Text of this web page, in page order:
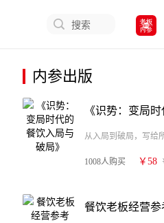
搜索
内参出版
《识势：变局
从入局到破局，写给
1008人购买 ￥58
餐饮老板经营